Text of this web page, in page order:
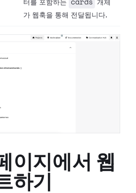
터를 포함하는
개체
가 웹훅을 통해 전달됩니다.
이지에서 웹
하기